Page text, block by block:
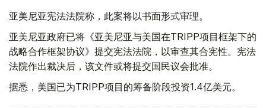
亚美尼亚宪法法院称，此案将以书面形式审理。
亚美尼亚政府已将《亚美尼亚与美国在TRIPP项目框架下的
战略合作框架协议》提交宪法法院，以审查其合宪性。宪法
法院作出裁决后，该文件或将提交国民议会批准。
据悉，美国已为TRIPP项目的筹备阶段投资1.4亿美元。